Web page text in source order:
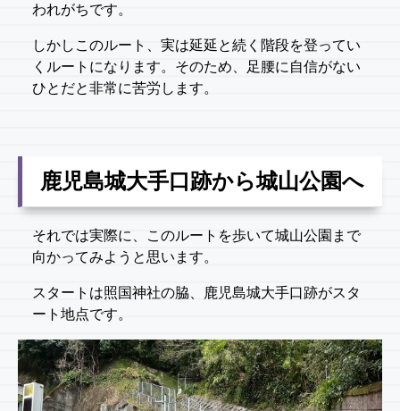
われがちです。
しかしこのルート、実は延延と続く階段を登ってい
くルートになります。そのため、足腰に自信がない
ひとだと非常に苦労します。
鹿児島城大手口跡から城山公園へ
それでは実際に、このルートを歩いて城山公園まで
向かってみようと思います。
スタートは照国神社の脇、鹿児島城大手口跡がスタ
ート地点です。